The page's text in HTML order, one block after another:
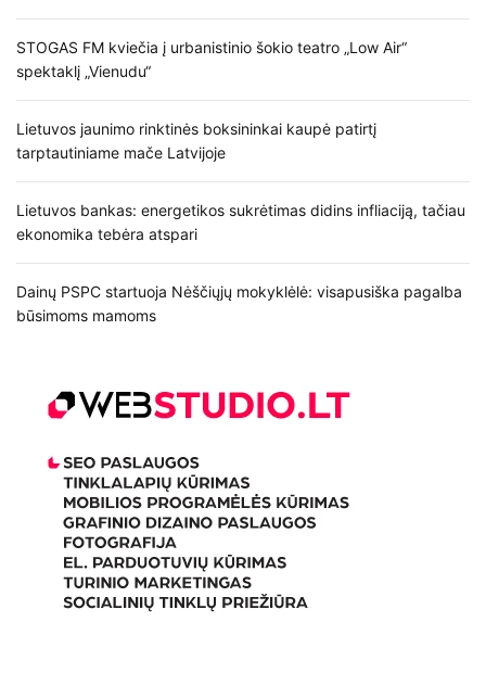
STOGAS FM kviečia į urbanistinio šokio teatro „Low Air“
spektaklį „Vienudu“
Lietuvos jaunimo rinktinės boksininkai kaupė patirtį
tarptautiniame mače Latvijoje
Lietuvos bankas: energetikos sukrėtimas didins infliaciją, tačiau
ekonomika tebėra atspari
Dainų PSPC startuoja Nėščiųjų mokyklėlė: visapusiška pagalba
būsimoms mamoms